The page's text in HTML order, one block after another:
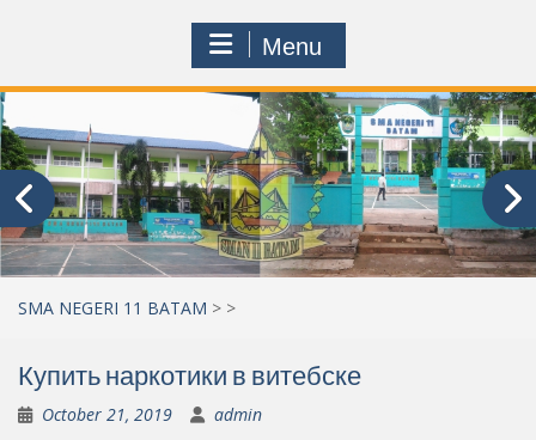
Menu
SMA NEGERI 11 BATAM > >
Купить наркотики в витебске
October 21, 2019 admin